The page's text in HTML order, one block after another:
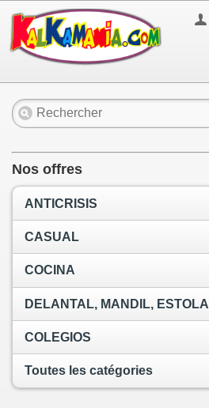
Nos offres
ANTICRISIS
CASUAL
COCINA
DELANTAL, MANDIL, ESTOLA
COLEGIOS
Toutes les catégories